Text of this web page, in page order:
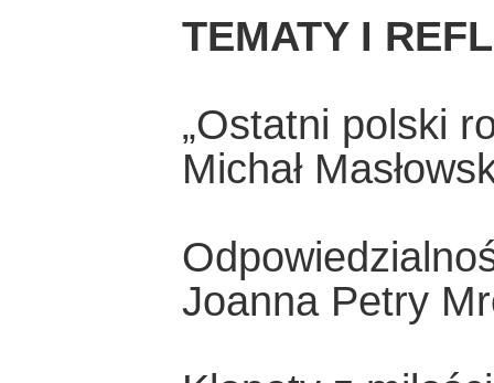
TEMATY I
„Ostatni polski
Michał
Joanna Petry